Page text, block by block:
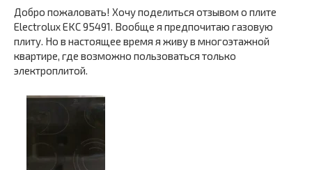
Добро пожаловать! Хочу поделиться отзывом о плите
Electrolux EKC 95491. Вообще я предпочитаю газовую
плиту. Но в настоящее время я живу в многоэтажной
квартире, где возможно пользоваться только
электроплитой.